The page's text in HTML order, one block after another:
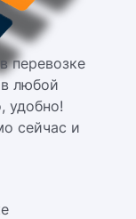
перевозке
любой
удобно!
сейчас и